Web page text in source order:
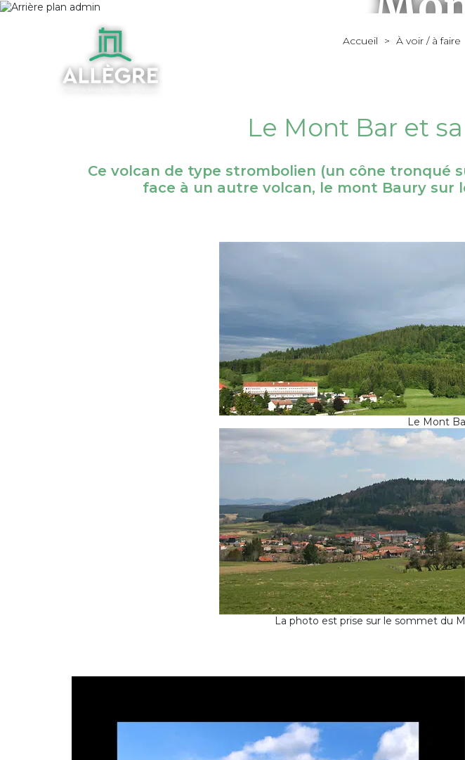
Accueil > À voir / à faire
Le Mont Bar et
Ce volcan de type strombolien (un cône tronqué
face à un autre volcan, le mont Baury sur
Le Mont
La photo est prise sur le sommet du